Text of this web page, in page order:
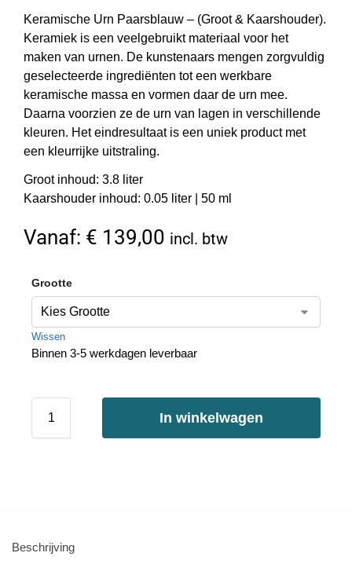
Keramische Urn Paarsblauw – (Groot & Kaarshouder).
Keramiek is een veelgebruikt materiaal voor het
maken van urnen. De kunstenaars mengen zorgvuldig
geselecteerde ingrediënten tot een werkbare
keramische massa en vormen daar de urn mee.
Daarna voorzien ze de urn van lagen in verschillende
kleuren. Het eindresultaat is een uniek product met
een kleurrijke uitstraling.
Groot inhoud: 3.8 liter
Kaarshouder inhoud: 0.05 liter | 50 ml
Vanaf: € 139,00 incl. btw
Grootte
Wissen
Binnen 3-5 werkdagen leverbaar
In winkelwagen
Beschrijving